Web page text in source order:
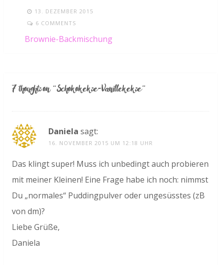
13. DEZEMBER 2015
6 COMMENTS
Brownie-Backmischung
7 thoughts on “Schokokekse-Vanillekekse”
Daniela sagt:
16. NOVEMBER 2015 UM 12:18 UHR
Das klingt super! Muss ich unbedingt auch probieren
mit meiner Kleinen! Eine Frage habe ich noch: nimmst
Du „normales“ Puddingpulver oder ungesüsstes (zB
von dm)?
Liebe Grüße,
Daniela